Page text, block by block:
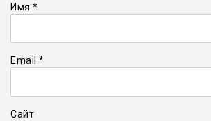
Имя *
Email *
Сайт